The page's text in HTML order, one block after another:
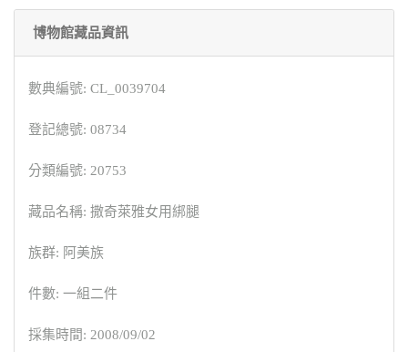
博物館藏品資訊
數典編號: CL_0039704
登記總號: 08734
分類編號: 20753
藏品名稱: 撒奇萊雅女用綁腿
族群: 阿美族
件數: 一組二件
採集時間: 2008/09/02